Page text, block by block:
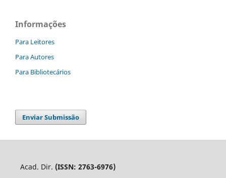
Informações
Para Leitores
Para Autores
Para Bibliotecários
Enviar Submissão
Acad. Dir. (ISSN: 2763-6976)